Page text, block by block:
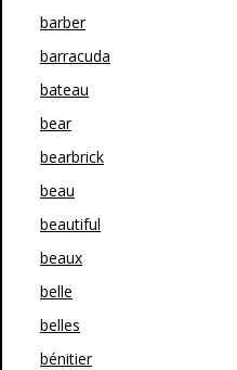
barber
barracuda
bateau
bear
bearbrick
beau
beautiful
beaux
belle
belles
bénitier